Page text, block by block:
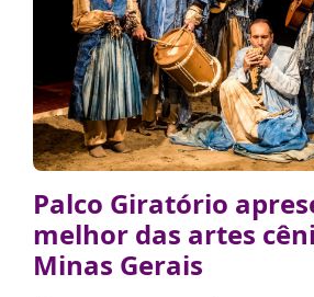
Palco Giratório
melhor das artes
Minas Gerais